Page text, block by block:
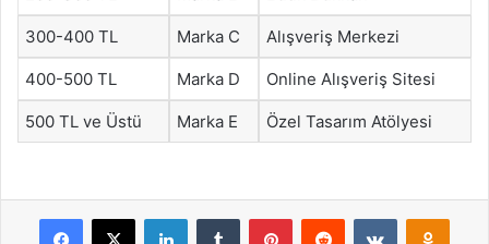
300-400 TL Marka C Alışveriş Merkezi
400-500 TL Marka D Online Alışveriş Sitesi
500 TL ve Üstü Marka E Özel Tasarım Atölyesi
Facebook
X LinkedInTumblr PinterestReddit VKontakte